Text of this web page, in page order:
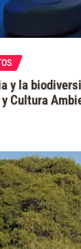
y la
Cultura